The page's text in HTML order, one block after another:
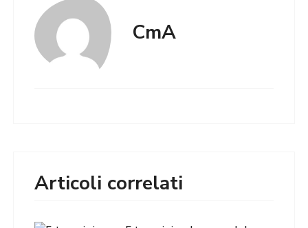
CmA
Articoli correlati